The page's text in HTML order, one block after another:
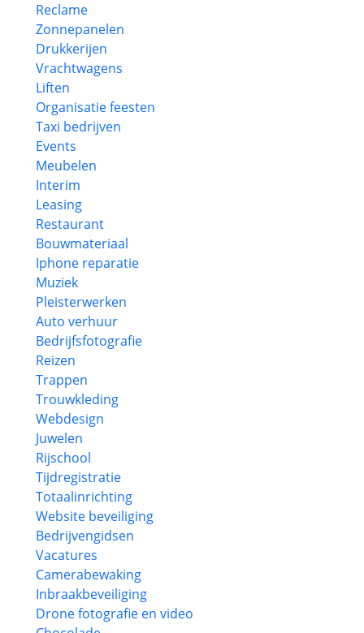
Reclame
Zonnepanelen
Drukkerijen
Vrachtwagens
Liften
Organisatie feesten
Taxi bedrijven
Events
Meubelen
Interim
Leasing
Restaurant
Bouwmateriaal
Iphone reparatie
Muziek
Pleisterwerken
Auto verhuur
Bedrijfsfotografie
Reizen
Trappen
Trouwkleding
Webdesign
Juwelen
Rijschool
Tijdregistratie
Totaalinrichting
Website beveiliging
Bedrijvengidsen
Vacatures
Camerabewaking
Inbraakbeveiliging
Drone fotografie en video